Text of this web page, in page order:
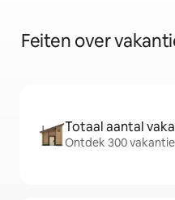
Feiten over
Totaal aantal
Ontdek 300